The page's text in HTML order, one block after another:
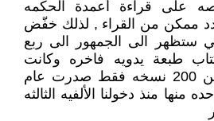
على قراءة أعمدة الحكمه
ممكن من القراء , لذلك خفّض
ستظهر الى الجمهور الى ربع
طبعة يدويه فاخره وكانت
الطبعه الأولى تتكون من 200 نسخه فقط صدرت عام
منها منذ دخولنا الألفيه الثالثه